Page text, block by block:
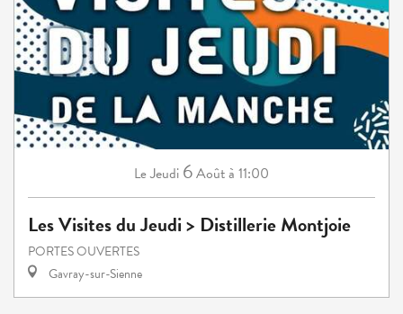
LeJeudi 6Aoûtà 11:00
Les Visites du Jeudi > Distillerie Montjoie
PORTES OUVERTES
Gavray-sur-Sienne